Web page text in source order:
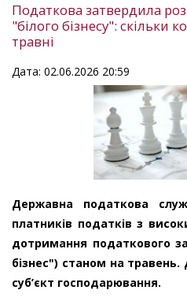
Податкова затвердила
"білого бізнесу": скільки
травні
Дата: 02.06.2026 20:59
Державна податкова
платників податків з
дотримання податкового
бізнес") станом на
суб’єкт господарювання.